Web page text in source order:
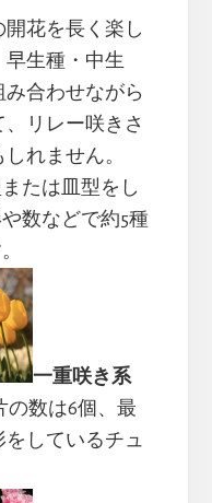
花を長く楽し
生種・中生
合わせながら
リレー咲きさ
れません。
たは皿型をし
数などで約5種
一重咲き系
の数は6個、最
しているチュ